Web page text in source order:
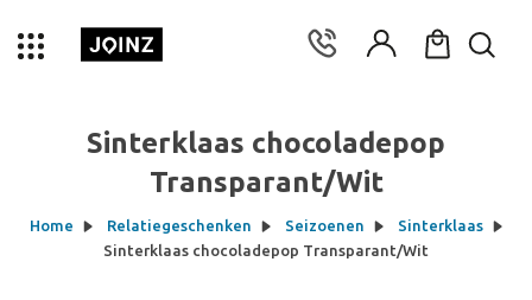
Sinterklaas chocoladepop
Transparant/Wit
Home Relatiegeschenken Seizoenen
Sinterklaas
Sinterklaas chocoladepop Transparant/Wit